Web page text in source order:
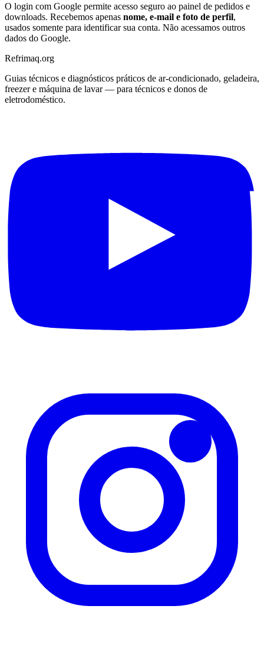
O login com Google permite acesso seguro ao painel de pedidos e
downloads. Recebemos apenas nome, e-mail e foto de perfil,
usados somente para identificar sua conta. Não acessamos outros
dados do Google.
Refrimaq.org
Guias técnicos e diagnósticos práticos de ar-condicionado, geladeira,
freezer e máquina de lavar — para técnicos e donos de
eletrodoméstico.